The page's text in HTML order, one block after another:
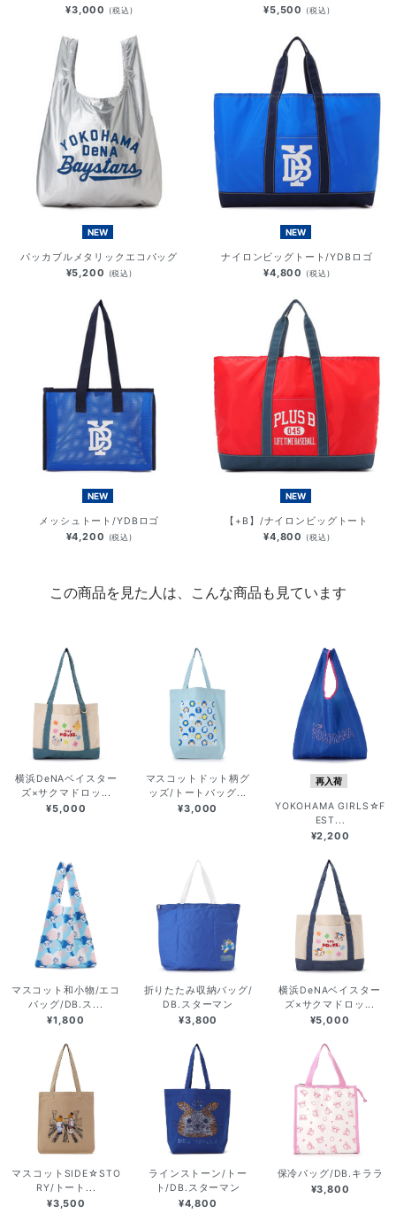
¥3,000 (税込) ¥5,500 (税込)
NEW
パッカブルメタリックエコバッグ
¥5,200 (税込)
NEW
ナイロンビッグトート/YDBロゴ
¥4,800 (税込)
NEW
メッシュトート/YDBロゴ
¥4,200 (税込)
NEW
【+B】/ナイロンビッグトート
¥4,800 (税込)
この商品を見た人は、こんな商品も見ています
横浜DeNAベイスター
ズ×サクマドロッ...
¥5,000
マスコットドット柄グ
ッズ/トートバッグ...
¥3,000
再入荷
YOKOHAMA GIRLS☆F
EST...
¥2,200
マスコット和小物/エコ
バッグ/DB.ス...
¥1,800
折りたたみ収納バッグ/
DB.スターマン
¥3,800
横浜DeNAベイスター
ズ×サクマドロッ...
¥5,000
マスコットSIDE☆STO
RY/トート...
¥3,500
ラインストーン/トー
ト/DB.スターマン
¥4,800
保冷バッグ/DB.キララ
¥3,800